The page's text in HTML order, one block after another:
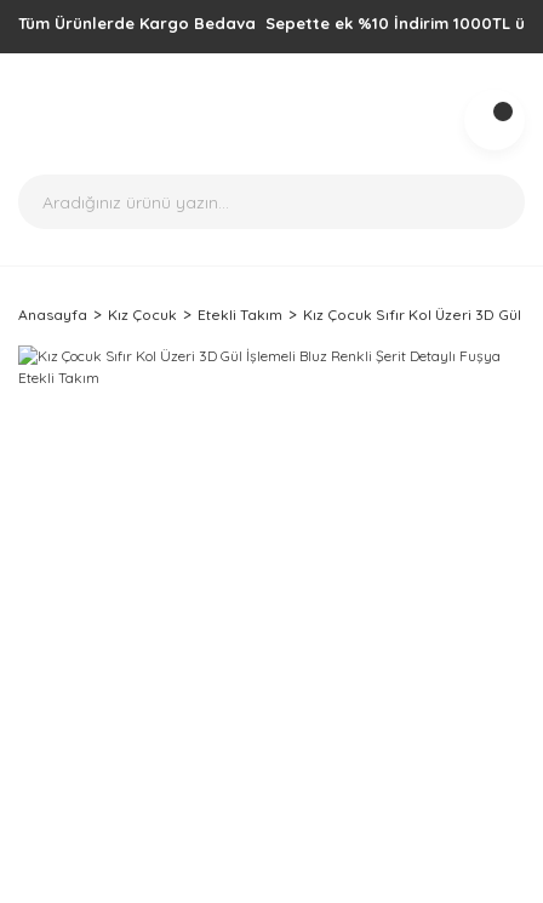
Ürünlerde Kargo Bedava Sepette ek %10 İndirim 1000TL üzeri
Anasayfa Kız Çocuk Etekli Takım Kız Çocuk Sıfır Kol Üzeri 3D Gül